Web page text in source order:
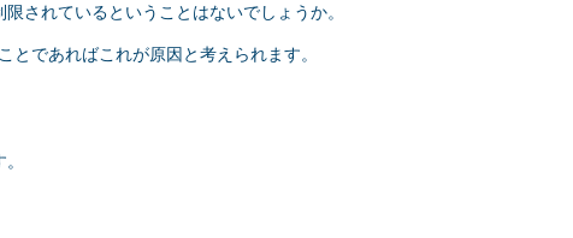
されているということはないでしょうか。
であればこれが原因と考えられます。